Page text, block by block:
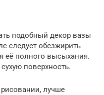
подобный декор вазы
следует обезжирить
её полного высыхания.
поверхность.
лучше